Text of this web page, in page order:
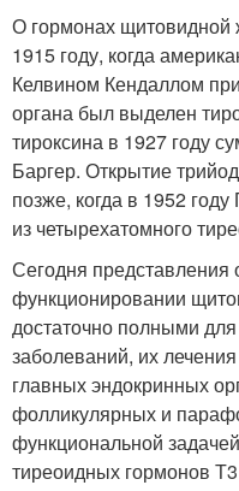
О гормонах щитовидной
1915 году, когда
Келвином Кендаллом
органа был выделен
тироксина в 1927 году
Баргер. Открытие
позже, когда в 1952
из четырехатомного
Сегодня представления
функционировании
достаточно полными
заболеваний, их
главных эндокринных
фолликулярных и
функциональной
тиреоидных гормонов